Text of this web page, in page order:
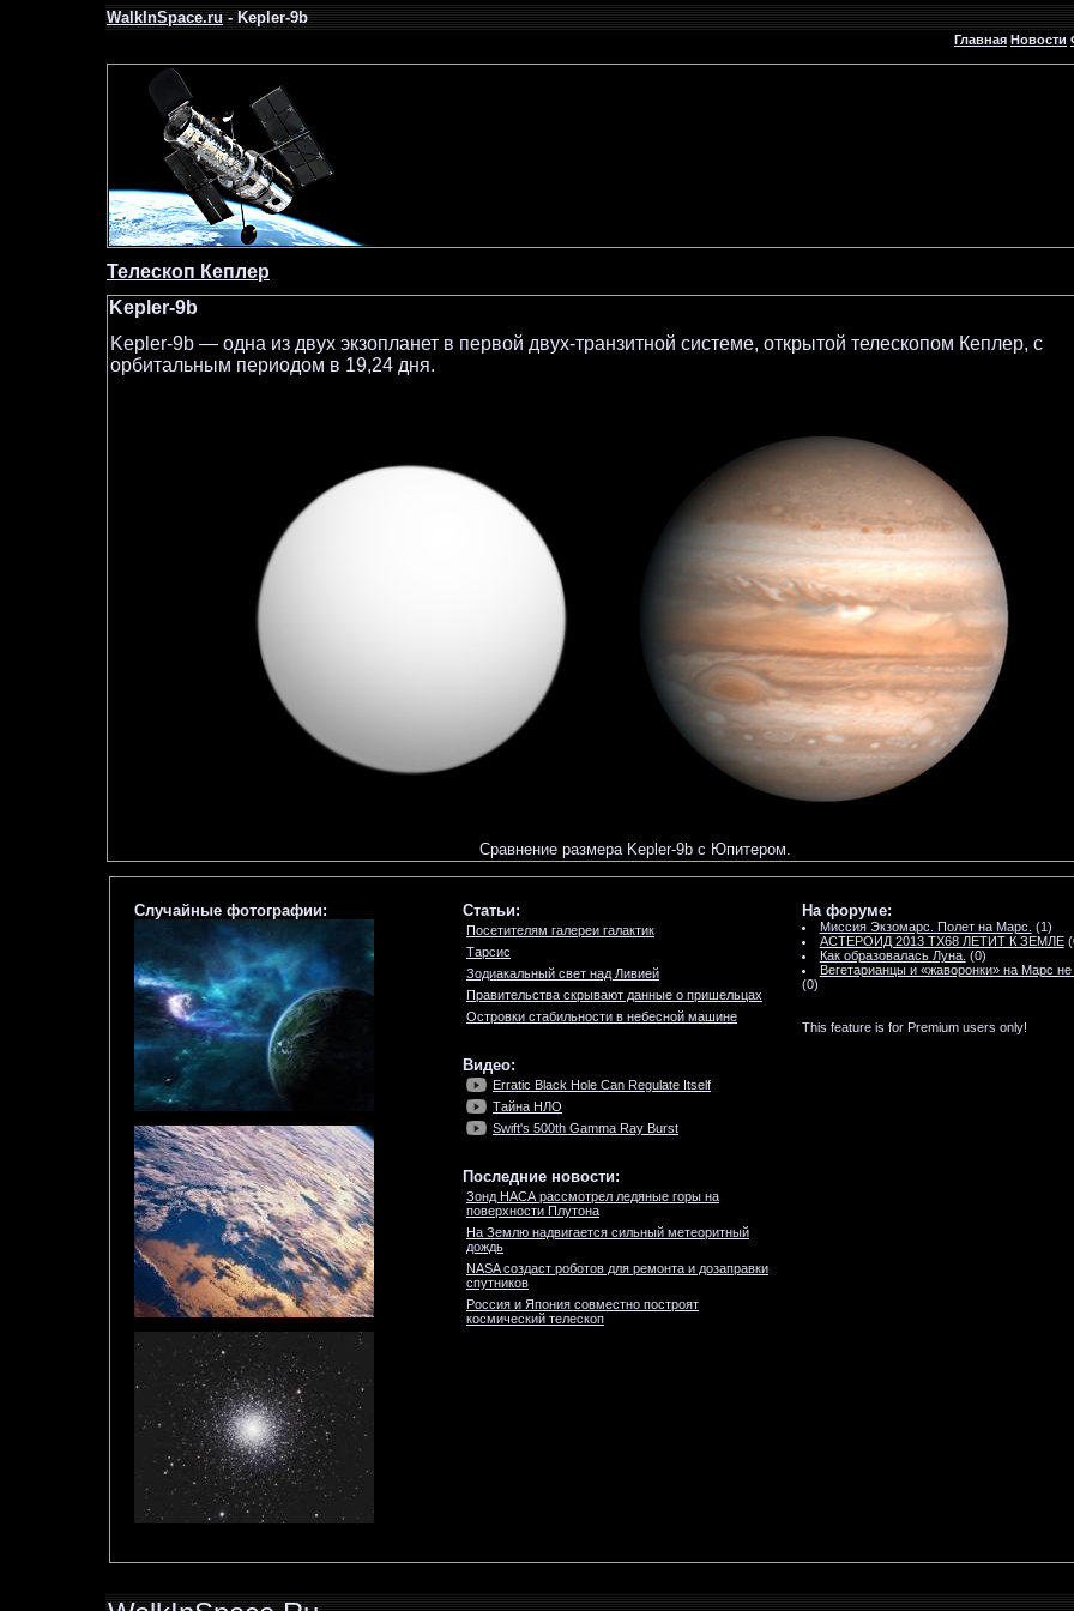
WalkInSpace.ru- Kepler-9b
Главная Новости
Телескоп Кеплер
Kepler-9b
Kepler-9b — одна из двух экзопланет в первой двух-транзитной системе, открытой телескопом Кеплер, с
орбитальным периодом в 19,24 дня.
Сравнение размера Kepler-9b с Юпитером.
Случайные фотографии: Статьи:
Посетителям галереи галактик
Тарсис
Зодиакальный свет над Ливией
Правительства скрывают данные о пришельцах
Островки стабильности в небесной машине
Видео:
Erratic Black Hole Can Regulate Itself
Тайна НЛО
Swift's 500th Gamma Ray Burst
Последние новости:
Зонд НАСА рассмотрел ледяные горы на
поверхности Плутона
На Землю надвигается сильный метеоритный
дождь
NASA создаст роботов для ремонта и дозаправки
спутников
Россия и Япония совместно построят
космический телескоп
На форуме:
Миссия Экзомарс. Полет на Марс. (1)
АСТЕРОИД 2013 TX68 ЛЕТИТ К ЗЕМЛЕ
Как образовалась Луна. (0)
Вегетарианцы и «жаворонки» на Марс не
(0)
This feature is for Premium users only!